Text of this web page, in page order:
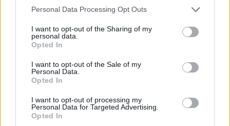
Personal Data Processing Opt Outs
I want to opt-out of the Sharing of my
personal data.
Opted In
I want to opt-out of the Sale of my
Personal Data.
Opted In
I want to opt-out of processing my
Personal Data for Targeted Advertising.
Opted In
Perte de poids après 60
ans : la véritable clé enfin
révélée
Urée : le secret pour